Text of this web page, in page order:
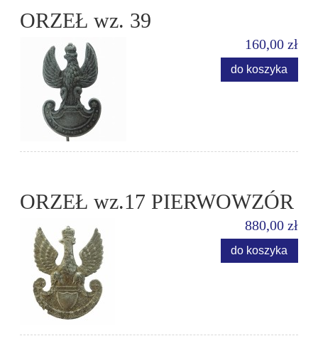
ORZEŁ wz. 39
160,00 zł
do koszyka
ORZEŁ wz.17 PIERWOWZÓR
880,00 zł
do koszyka